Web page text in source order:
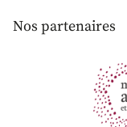
Nos partenaires